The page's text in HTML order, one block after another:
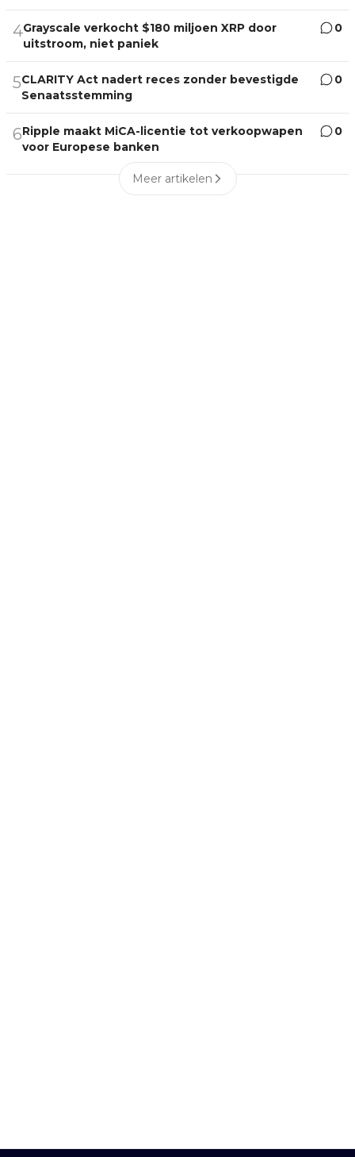
4Grayscale verkocht $180 miljoen XRP door
uitstroom, niet paniek
0
5CLARITY Act nadert reces zonder bevestigde
Senaatsstemming
0
6Ripple maakt MiCA-licentie tot verkoopwapen
voor Europese banken
0
Meer artikelen